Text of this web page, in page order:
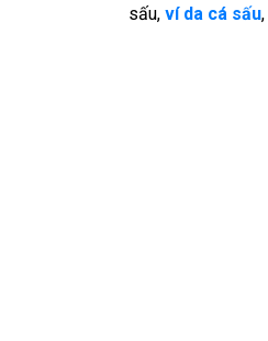
sấu, ví da cá sấu